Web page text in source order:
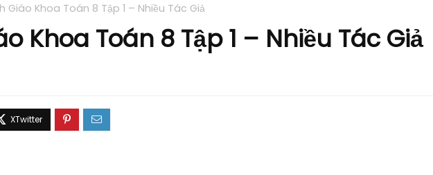
Giáo Khoa Toán 8 Tập 1 – Nhiều Tác Giả
Khoa Toán 8 Tập 1 – Nhiều Tác Giả